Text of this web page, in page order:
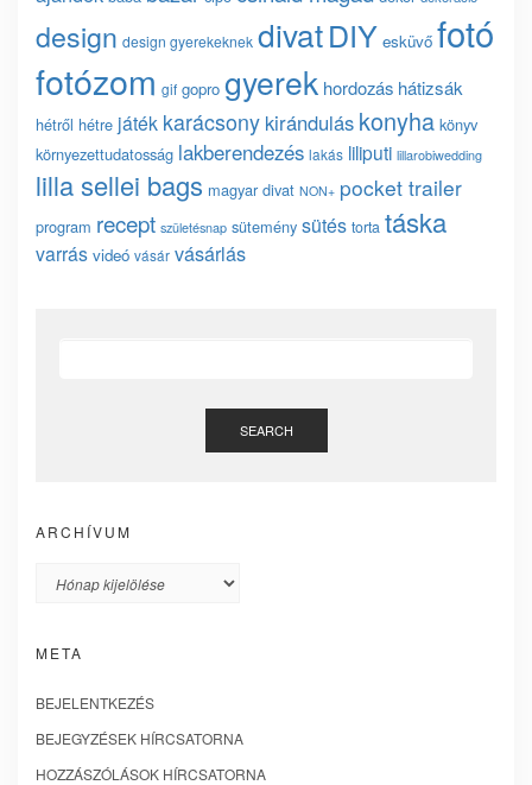
design design gyerekeknek divatDIY esküvő fotó
fotózom gif gopro gyerek hordozás hátizsák
hétről hétre játék karácsony kirándulás konyha könyv
környezettudatosság lakberendezés lakás liliputi lillarobiwedding
lilla sellei bags magyar divat NON+ pocket trailer
program recept születésnap sütemény sütés torta táska
varrás videó vásár vásárlás
SEARCH
ARCHÍVUM
Archívum
META
BEJELENTKEZÉS
BEJEGYZÉSEK HÍRCSATORNA
HOZZÁSZÓLÁSOK HÍRCSATORNA